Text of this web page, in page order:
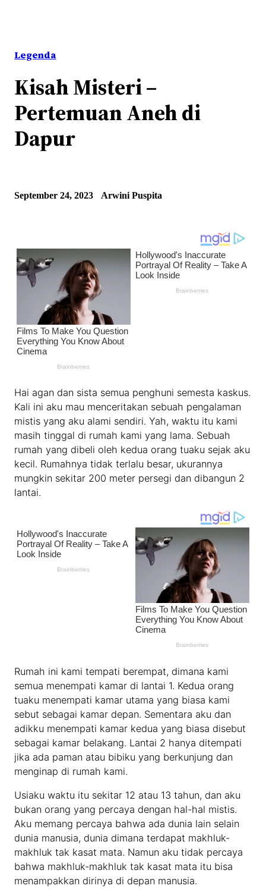
Legenda
Kisah Misteri –
Pertemuan Aneh di
Dapur
September 24, 2023 Arwini Puspita
Hai agan dan sista semua penghuni semesta kaskus.
Kali ini aku mau menceritakan sebuah pengalaman
mistis yang aku alami sendiri. Yah, waktu itu kami
masih tinggal di rumah kami yang lama. Sebuah
rumah yang dibeli oleh kedua orang tuaku sejak aku
kecil. Rumahnya tidak terlalu besar, ukurannya
mungkin sekitar 200 meter persegi dan dibangun 2
lantai.
Rumah ini kami tempati berempat, dimana kami
semua menempati kamar di lantai 1. Kedua orang
tuaku menempati kamar utama yang biasa kami
sebut sebagai kamar depan. Sementara aku dan
adikku menempati kamar kedua yang biasa disebut
sebagai kamar belakang. Lantai 2 hanya ditempati
jika ada paman atau bibiku yang berkunjung dan
menginap di rumah kami.
Usiaku waktu itu sekitar 12 atau 13 tahun, dan aku
bukan orang yang percaya dengan hal-hal mistis.
Aku memang percaya bahwa ada dunia lain selain
dunia manusia, dunia dimana terdapat makhluk-
makhluk tak kasat mata. Namun aku tidak percaya
bahwa makhluk-makhluk tak kasat mata itu bisa
menampakkan dirinya di depan manusia.